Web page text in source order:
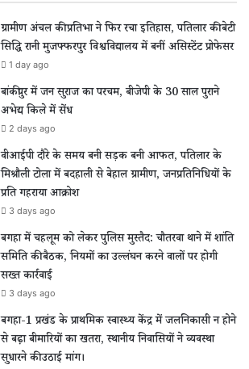
ग्रामीण अंचल की प्रतिभा ने फिर रचा इतिहास, पतिलार की बेटी
सिद्धि रानी मुजफ्फरपुर विश्वविद्यालय में बनीं असिस्टेंट प्रोफेसर
1 day ago
बांकीपुर में जन सुराज का परचम, बीजेपी के 30 साल पुराने
अभेद्य किले में सेंध
2 days ago
वीआईपी दौरे के समय बनी सड़क बनी आफत, पतिलार के
मिश्रौली टोला में बदहाली से बेहाल ग्रामीण, जनप्रतिनिधियों के
प्रति गहराया आक्रोश
3 days ago
बगहा में चहलूम को लेकर पुलिस मुस्तैद: चौतरवा थाने में शांति
समिति की बैठक, नियमों का उल्लंघन करने वालों पर होगी
सख्त कार्रवाई
3 days ago
बगहा-1 प्रखंड के प्राथमिक स्वास्थ्य केंद्र में जलनिकासी न होने
से बढ़ा बीमारियों का खतरा, स्थानीय निवासियों ने व्यवस्था
सुधारने की उठाई मांग।